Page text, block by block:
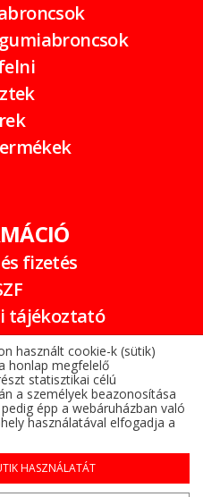
fizetés
tájékoztató
nyilatkozat
használt cookie-k (sütik)
honlap megfelelő
statisztikai célú
a személyek beazonosítása
épp a webáruházban való
használatával elfogadja a
HASZNÁLATÁT